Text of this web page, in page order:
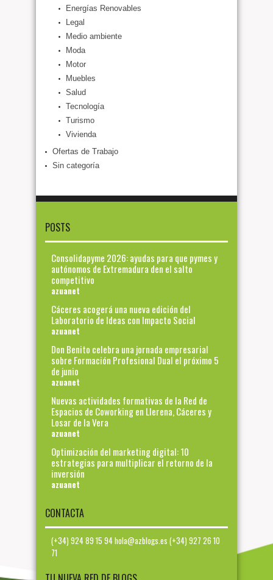
Energías Renovables
Legal
Medio ambiente
Moda
Motor
Muebles
Salud
Tecnología
Turismo
Vivienda
Ofertas de Trabajo
Sin categoría
POSTS
Consolidapyme 2026: ayudas para que pymes y
autónomos de Extremadura den el salto
competitivo
azuanet
Cáceres acogerá una nueva edición del
Laboratorio de Ideas con Impacto Social
azuanet
Don Benito celebra una jornada empresarial
sobre Formación Profesional Dual el próximo 5
de junio
azuanet
Nuevas actividades formativas de la Red de
Espacios de Coworking en Llerena, Cáceres y
Losar de la Vera
azuanet
Optimización del marketing digital: 10
estrategias para multiplicar el retorno de la
inversión
azuanet
CONTACTA
(+34) 924 89 15 94 hola@azblogs.es (+34) 927 26 10
71